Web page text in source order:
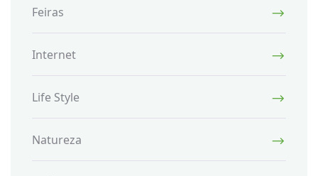
Feiras
Internet
Life Style
Natureza